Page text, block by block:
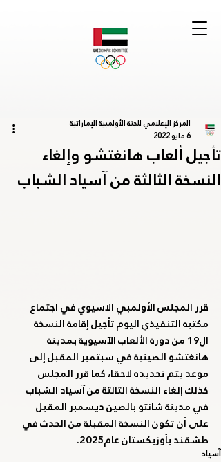
تأجيل ألعاب هانغتشو وإلغاء
النسخة الثالثة من آسياد الشباب
المركز الإعلامي للجنة الأولمبية الإماراتية
6 مايو 2022
قرر المجلس الأولمبي الآسيوي في اجتماع
مكتبه التنفيذي اليوم تأجيل إقامة النسخة
ال19 من دورة الألعاب الآسيوية بمدينة
هانغتشو الصينية في سبتمبر المقبل إلى
موعد يتم تحديده لاحقا، كما قرر المجلس
كذلك إلغاء النسخة الثالثة من آسياد الشباب
في مدينة شانتو بالصين ديسمبر المقبل
على أن تكون النسخة المقبلة من الحدث في
طشقند بأوزبكستان عام2025.
آسياد